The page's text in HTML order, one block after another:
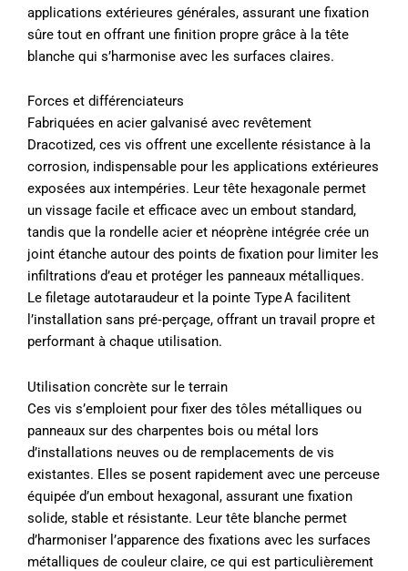
applications extérieures générales, assurant une fixation
sûre tout en offrant une finition propre grâce à la tête
blanche qui s’harmonise avec les surfaces claires.
Forces et différenciateurs
Fabriquées en acier galvanisé avec revêtement
Dracotized, ces vis offrent une excellente résistance à la
corrosion, indispensable pour les applications extérieures
exposées aux intempéries. Leur tête hexagonale permet
un vissage facile et efficace avec un embout standard,
tandis que la rondelle acier et néoprène intégrée crée un
joint étanche autour des points de fixation pour limiter les
infiltrations d’eau et protéger les panneaux métalliques.
Le filetage autotaraudeur et la pointe Type A facilitent
l’installation sans pré‑perçage, offrant un travail propre et
performant à chaque utilisation.
Utilisation concrète sur le terrain
Ces vis s’emploient pour fixer des tôles métalliques ou
panneaux sur des charpentes bois ou métal lors
d’installations neuves ou de remplacements de vis
existantes. Elles se posent rapidement avec une perceuse
équipée d’un embout hexagonal, assurant une fixation
solide, stable et résistante. Leur tête blanche permet
d’harmoniser l’apparence des fixations avec les surfaces
métalliques de couleur claire, ce qui est particulièrement